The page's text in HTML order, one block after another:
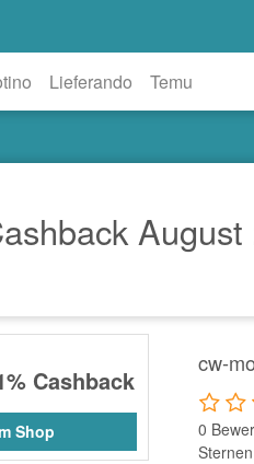
Lieferando Temu
August
Cashback
Shop
cw-
0
Sternen